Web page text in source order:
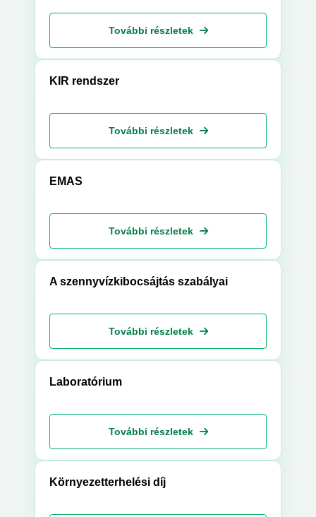
További részletek
KIR rendszer
További részletek
EMAS
További részletek
A szennyvízkibocsájtás szabályai
További részletek
Laboratórium
További részletek
Környezetterhelési díj